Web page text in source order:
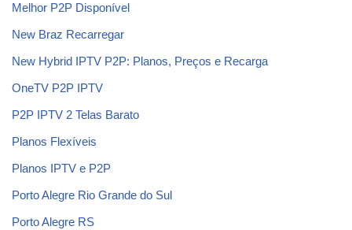
Melhor P2P Disponível
New Braz Recarregar
New Hybrid IPTV P2P: Planos, Preços e Recarga
OneTV P2P IPTV
P2P IPTV 2 Telas Barato
Planos Flexíveis
Planos IPTV e P2P
Porto Alegre Rio Grande do Sul
Porto Alegre RS